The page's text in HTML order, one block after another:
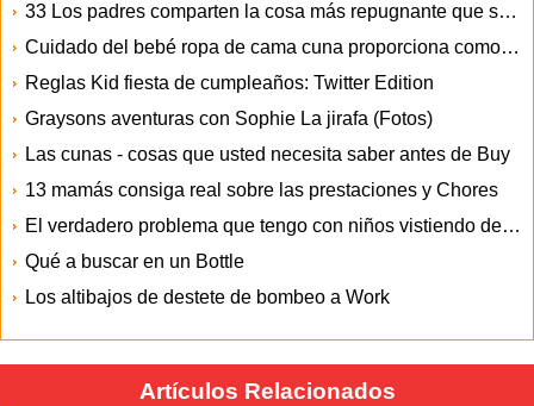
33 Los padres comparten la cosa más repugnante que su hijo ha hecho alguna vez
Cuidado del bebé ropa de cama cuna proporciona comodidad y cuidar a su pequeño un Atesorado
Reglas Kid fiesta de cumpleaños: Twitter Edition
Graysons aventuras con Sophie La jirafa (Fotos)
Las cunas - cosas que usted necesita saber antes de Buy
13 mamás consiga real sobre las prestaciones y Chores
El verdadero problema que tengo con niños vistiendo de maquillaje
Qué a buscar en un Bottle
Los altibajos de destete de bombeo a Work
Artículos Relacionados